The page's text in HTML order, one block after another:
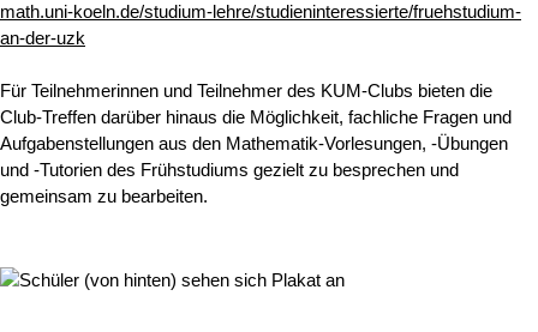
math.uni-koeln.de/studium-lehre/studieninteressierte/fruehstudium-
an-der-uzk
Für Teilnehmerinnen und Teilnehmer des KUM-Clubs bieten die
Club-Treffen darüber hinaus die Möglichkeit, fachliche Fragen und
Aufgabenstellungen aus den Mathematik-Vorlesungen, -Übungen
und -Tutorien des Frühstudiums gezielt zu besprechen und
gemeinsam zu bearbeiten.